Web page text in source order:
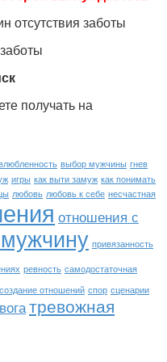
отсутствия заботы
получать на
выбор мужчины гнев
игры как выти замуж как понимать
любовь любовь к себе несчастная
отношения с
привязанность
ревность самодостаточная
создание отношений спор сценарии
тревожная